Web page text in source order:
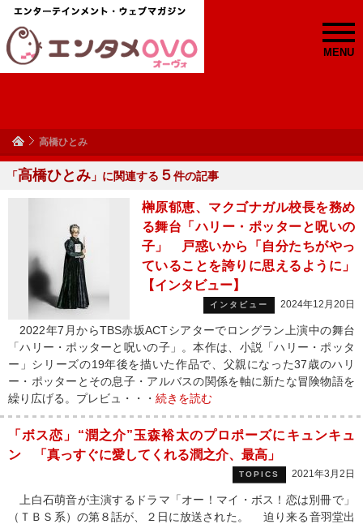
MENU
高橋ひとみ
「高橋ひとみ 」に関連する ５件の記事
榊原郁恵、マクゴナガル校長を務め
る舞台「ハリー・ポッターと呪いの
子」 戸惑いから「自分たちがやっ
ていることを誇りに思えるように」
【インタビュー】
インタビュー 2024年12月20日
2022年7月からTBS赤坂ACTシアターでロングラン上演中の舞台
「ハリー・ポッターと呪いの子」。本作は、小説「ハリー・ポッタ
ー」シリーズの19年後を描いた作品で、父親になった37歳のハリ
ー・ポッターとその息子・アルバスの関係を軸に新たな冒険物語を
繰り広げる。プレビュ・・・ 続きを読む
「ボス恋」“潤之介”玉森裕太のプロポーズにキュンキュ
ン 「真っすぐに愛してくれる潤之介、最高」
TOPICS 2021年3月2日
上白石萌音が主演するドラマ「オー！マイ・ボス！恋は別冊で」
（ＴＢＳ系）の第８話が、２日に放送された。 迫り来る音羽堂出